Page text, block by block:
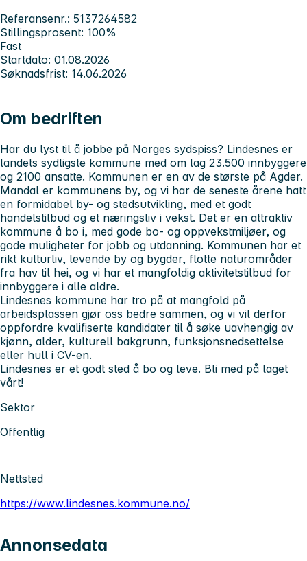
Referansenr.: 5137264582
Stillingsprosent: 100%
Fast
Startdato: 01.08.2026
Søknadsfrist: 14.06.2026
Om bedriften
Har du lyst til å jobbe på Norges sydspiss? Lindesnes er
landets sydligste kommune med om lag 23.500 innbyggere
og 2100 ansatte. Kommunen er en av de største på Agder.
Mandal er kommunens by, og vi har de seneste årene hatt
en formidabel by- og stedsutvikling, med et godt
handelstilbud og et næringsliv i vekst. Det er en attraktiv
kommune å bo i, med gode bo- og oppvekstmiljøer, og
gode muligheter for jobb og utdanning. Kommunen har et
rikt kulturliv, levende by og bygder, flotte naturområder
fra hav til hei, og vi har et mangfoldig aktivitetstilbud for
innbyggere i alle aldre.
Lindesnes kommune har tro på at mangfold på
arbeidsplassen gjør oss bedre sammen, og vi vil derfor
oppfordre kvalifiserte kandidater til å søke uavhengig av
kjønn, alder, kulturell bakgrunn, funksjonsnedsettelse
eller hull i CV-en.
Lindesnes er et godt sted å bo og leve. Bli med på laget
vårt!
Sektor
Offentlig
Nettsted
https://www.lindesnes.kommune.no/
Annonsedata